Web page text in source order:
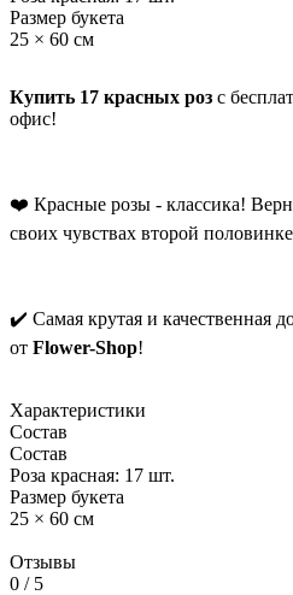
Размер букета
25 × 60 см
Купить 17 красных роз с
офис!
❤️ Красные розы - классика!
своих чувствах второй
✔️ Самая крутая и качественная
от Flower-Shop!
Характеристики
Состав
Состав
Роза красная: 17 шт.
Размер букета
25 × 60 см
Отзывы
0 / 5